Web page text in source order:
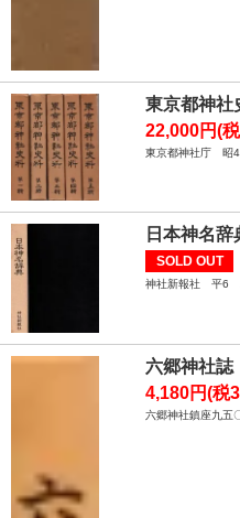
東京都神
22,000円(
東京都神社庁
日本神名辞
SOLD OUT
神社新報社 平6
六郷神社誌
4,180円(税
六郷神社鎮座九